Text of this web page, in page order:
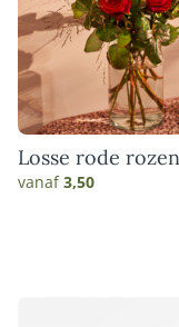
Losse rode rozen
vanaf3,50